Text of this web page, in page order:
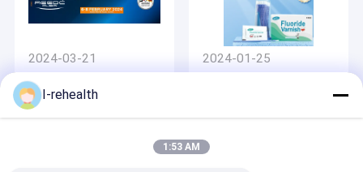
2024-03-21
Menulis Bab Baru I-
Rehealth Medical
debut di Dubai Dental
Fair
2024-01-25
isolasi kelembaban
I-rehealth
1:53 AM